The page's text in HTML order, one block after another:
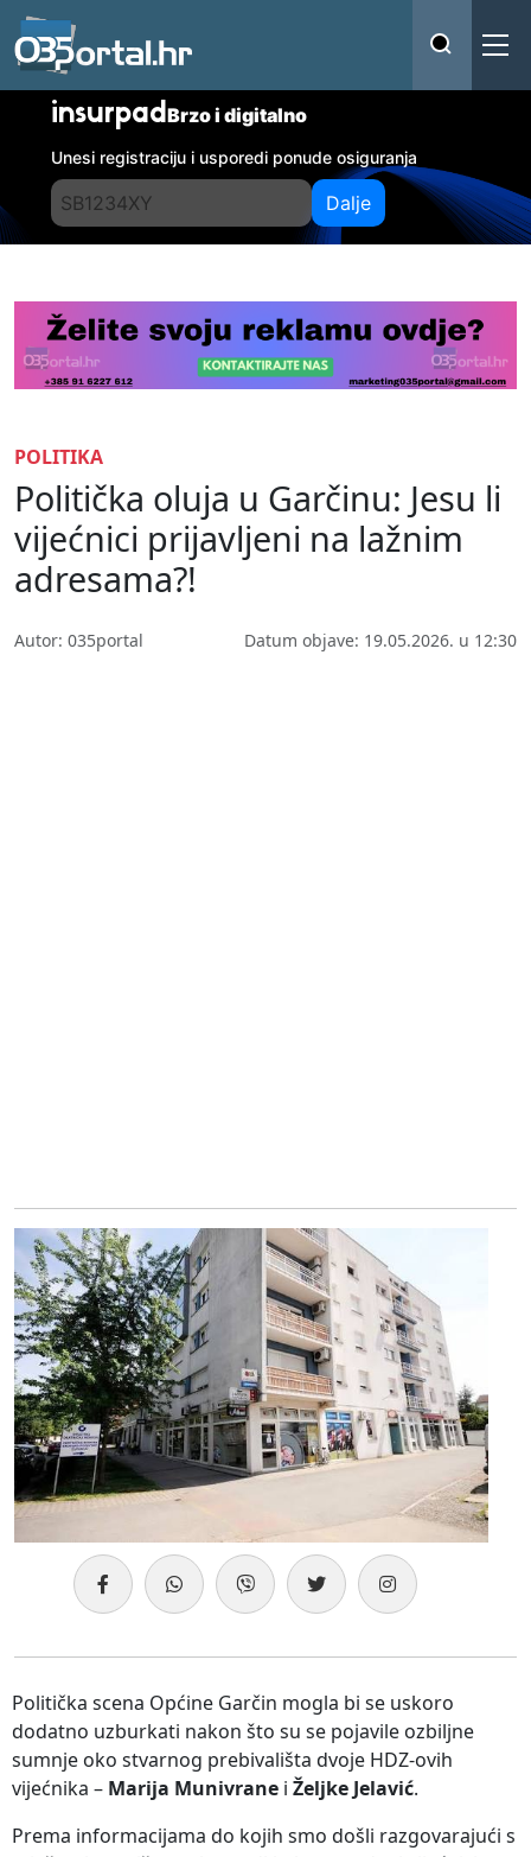
insurpadBrzo i digitalno
Unesi registraciju i usporedi ponude osiguranja
Dalje
POLITIKA
Politička oluja u Garčinu: Jesu li
vijećnici prijavljeni na lažnim
adresama?!
Autor: 035portal Datum objave: 19.05.2026. u 12:30
Politička scena Općine Garčin mogla bi se uskoro
dodatno uzburkati nakon što su se pojavile ozbiljne
sumnje oko stvarnog prebivališta dvoje HDZ-ovih
vijećnika – Marija Munivrane i Željke Jelavić.
Prema informacijama do kojih smo došli razgovarajući s